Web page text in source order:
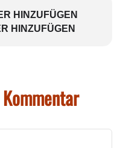
HINZUFÜGEN
HINZUFÜGEN